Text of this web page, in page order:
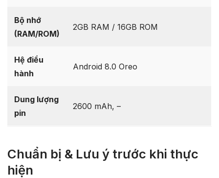
Bộ nhớ
(RAM/ROM)
2GB RAM / 16GB ROM
Hệ điều
hành
Android 8.0 Oreo
Dung lượng
pin
2600 mAh, –
Chuẩn bị & Lưu ý trước khi thực
hiện